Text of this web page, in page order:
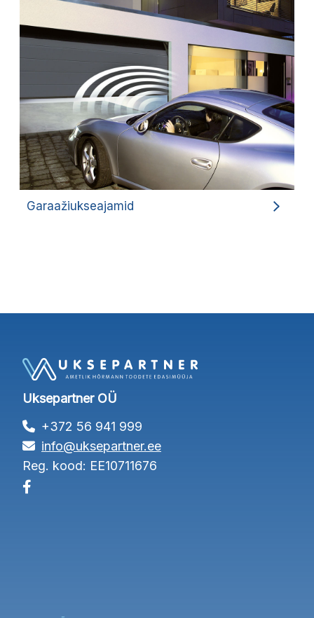
Garaažiukseajamid
Uksepartner OÜ
+372 56 941 999
info@uksepartner.ee
Reg. kood: EE10711676